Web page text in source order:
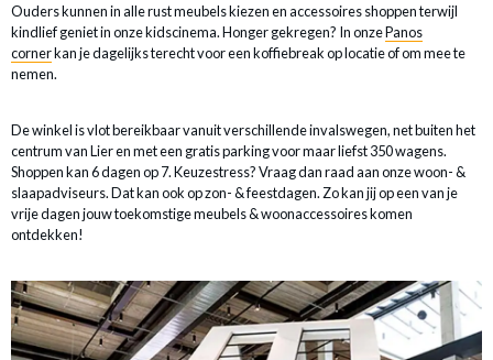
Ouders kunnen in alle rust meubels kiezen en accessoires shoppen terwijl
kindlief geniet in onze kidscinema. Honger gekregen? In onzePanos
cornerkan je dagelijks terecht voor een koffiebreak op locatie of om mee te
nemen.
De winkel is vlot bereikbaar vanuit verschillende invalswegen, net buiten het
centrum van Lier en met een gratis parking voor maar liefst 350 wagens.
Shoppen kan 6 dagen op 7. Keuzestress? Vraag dan raad aan onze woon- &
slaapadviseurs. Dat kan ook op zon- & feestdagen. Zo kan jij op een van je
vrije dagen jouw toekomstige meubels & woonaccessoires komen
ontdekken!